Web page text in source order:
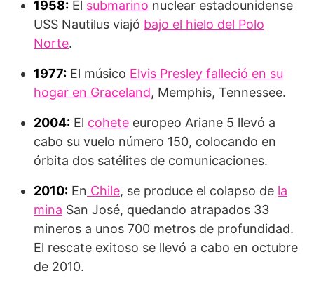
1958: El submarino nuclear estadounidense
USS Nautilus viajó bajo el hielo del Polo
Norte.
1977: El músico Elvis Presley falleció en su
hogar en Graceland, Memphis, Tennessee.
2004: El cohete europeo Ariane 5 llevó a
cabo su vuelo número 150, colocando en
órbita dos satélites de comunicaciones.
2010: En Chile, se produce el colapso de la
mina San José, quedando atrapados 33
mineros a unos 700 metros de profundidad.
El rescate exitoso se llevó a cabo en octubre
de 2010.